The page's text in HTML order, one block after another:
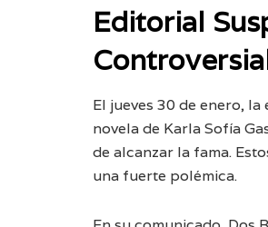
Editorial
El jueves 30 de enero,
novela de Karla Sofía
de alcanzar la fama.
una fuerte polémica.